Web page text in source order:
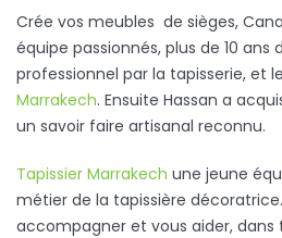
Crée vos meubles de sièges,
équipe passionnés, plus de 10 ans
professionnel par la tapisserie, et
Marrakech. Ensuite Hassan a
un savoir faire artisanal reconnu.
Tapissier Marrakech une jeune
métier de la tapissière
accompagner et vous aider, dans